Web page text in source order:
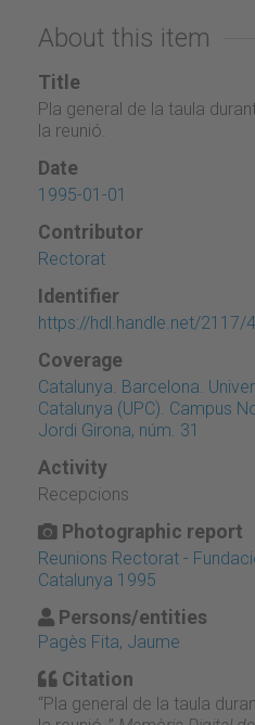
About this item
Title
Pla general de la taula
la reunió.
Date
1995-01-01
Contributor
Rectorat
Identifier
https://hdl.handle.net/2117/
Coverage
Catalunya. Barcelona.
Catalunya (UPC). Campus
Jordi Girona, núm. 31
Activity
Recepcions
Photographic report
Reunions Rectorat -
Catalunya 1995
Persons/entities
Pagès Fita, Jaume
Citation
“Pla general de la taula